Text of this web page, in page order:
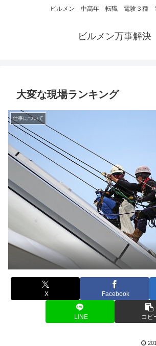
ビルメン 中高年 転職 電験３種
ビルメン万事解決
大変な現場ランキング
仕事について
X Facebook
LINE コピ